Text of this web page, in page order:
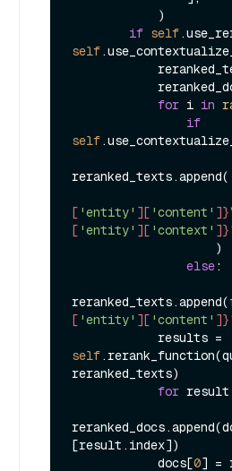
if self
self
for i in
if
self
reranked_texts.append(
[ 'entity' ][ 'content' ]}
[ 'entity' ][ 'context' ]}
else:
reranked_texts.append(
[ 'entity' ][ 'content' ]}
self
reranked_texts)
for result
[result.index])
            docs[
0] =